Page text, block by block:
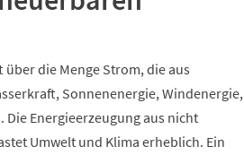
die Menge Strom, die aus
Sonnenenergie, Windenergie,
Energieerzeugung aus nicht
Umwelt und Klima erheblich. Ein